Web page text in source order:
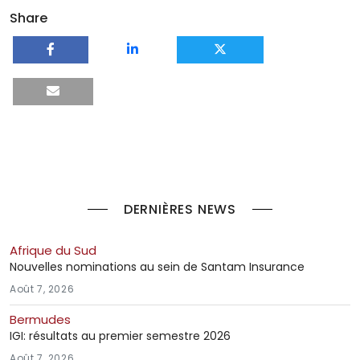
Share
DERNIÈRES NEWS
Afrique du Sud
Nouvelles nominations au sein de Santam Insurance
Août 7, 2026
Bermudes
IGI: résultats au premier semestre 2026